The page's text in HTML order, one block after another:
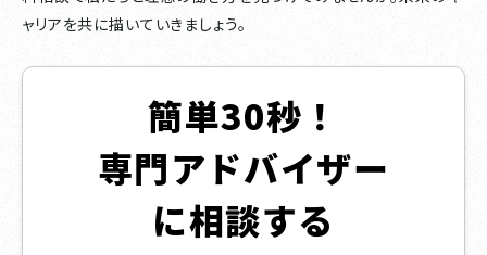
ャリアを共に描いていきましょう。
簡単30秒！
専門アドバイザー
に相談する